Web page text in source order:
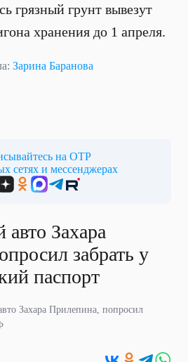
грязный грунт вывезут
хранения до 1 апреля.
Зарина Баранова
на ОТР
сетях и мессенджерах
Захара
забрать у
паспорт
Захара Прилепина, попросил